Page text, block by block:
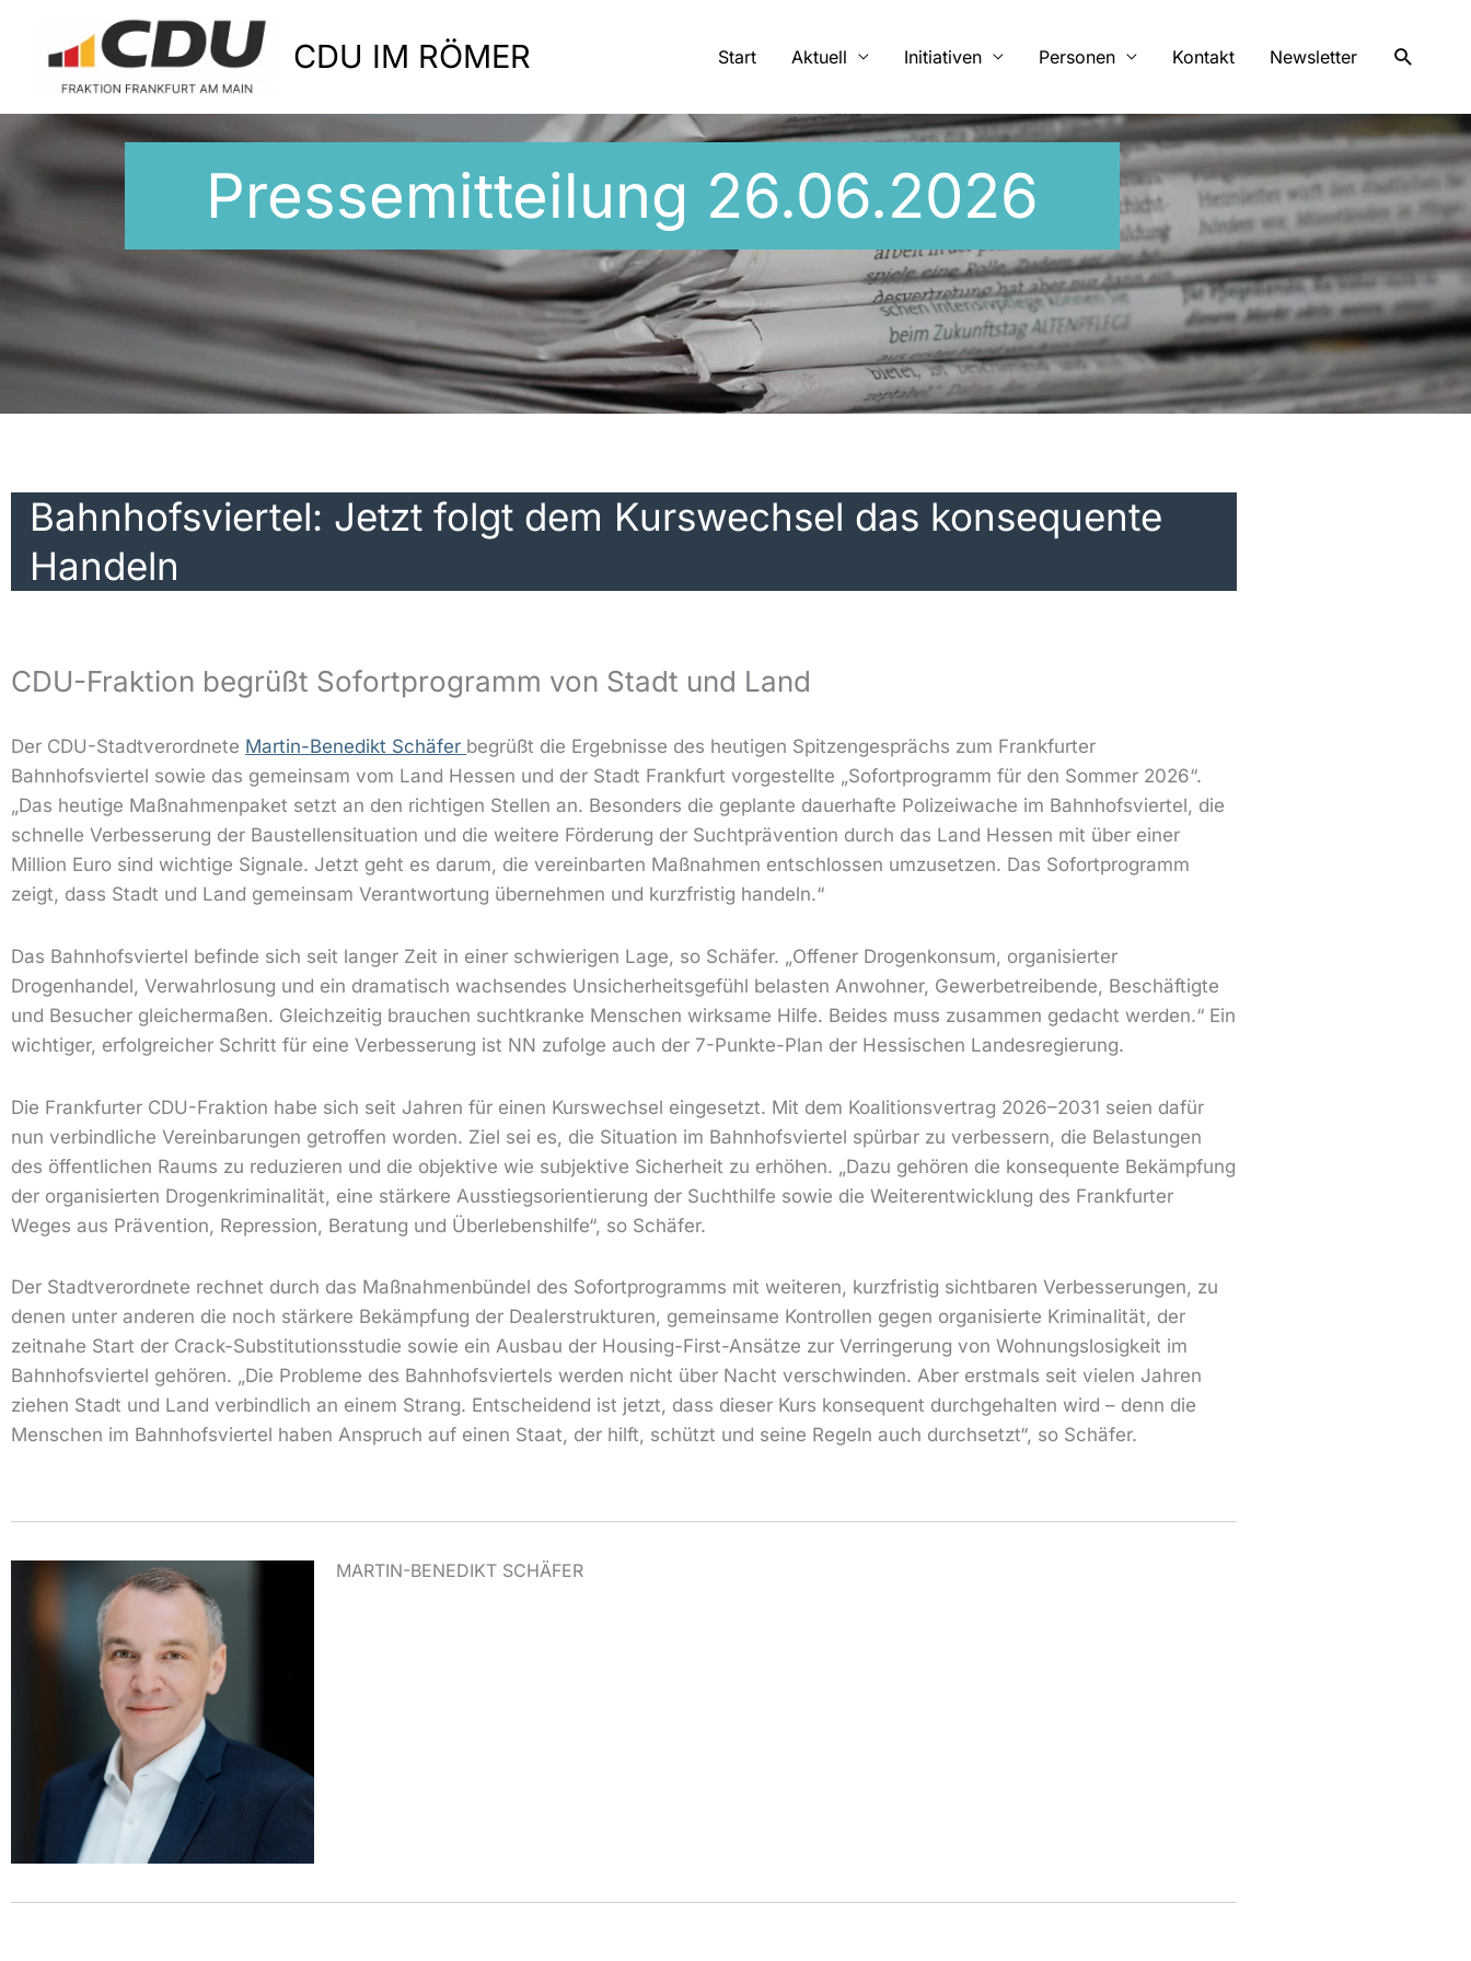
springen
CDU IM RÖMER Start Aktuell Initiativen Personen Kontakt Newsletter Suchen
Pressemitteilung 26.06.2026
Bahnhofsviertel: Jetzt folgt dem Kurswechsel das konsequente
Handeln
CDU-Fraktion begrüßt Sofortprogramm von Stadt und Land
Der CDU-Stadtverordnete Martin-Benedikt Schäfer begrüßt die Ergebnisse des heutigen Spitzengesprächs zum Frankfurter
Bahnhofsviertel sowie das gemeinsam vom Land Hessen und der Stadt Frankfurt vorgestellte „Sofortprogramm für den Sommer 2026“.
„Das heutige Maßnahmenpaket setzt an den richtigen Stellen an. Besonders die geplante dauerhafte Polizeiwache im Bahnhofsviertel, die
schnelle Verbesserung der Baustellensituation und die weitere Förderung der Suchtprävention durch das Land Hessen mit über einer
Million Euro sind wichtige Signale. Jetzt geht es darum, die vereinbarten Maßnahmen entschlossen umzusetzen. Das Sofortprogramm
zeigt, dass Stadt und Land gemeinsam Verantwortung übernehmen und kurzfristig handeln.“
Das Bahnhofsviertel befinde sich seit langer Zeit in einer schwierigen Lage, so Schäfer. „Offener Drogenkonsum, organisierter
Drogenhandel, Verwahrlosung und ein dramatisch wachsendes Unsicherheitsgefühl belasten Anwohner, Gewerbetreibende, Beschäftigte
und Besucher gleichermaßen. Gleichzeitig brauchen suchtkranke Menschen wirksame Hilfe. Beides muss zusammen gedacht werden.“ Ein
wichtiger, erfolgreicher Schritt für eine Verbesserung ist NN zufolge auch der 7-Punkte-Plan der Hessischen Landesregierung.
Die Frankfurter CDU-Fraktion habe sich seit Jahren für einen Kurswechsel eingesetzt. Mit dem Koalitionsvertrag 2026–2031 seien dafür
nun verbindliche Vereinbarungen getroffen worden. Ziel sei es, die Situation im Bahnhofsviertel spürbar zu verbessern, die Belastungen
des öffentlichen Raums zu reduzieren und die objektive wie subjektive Sicherheit zu erhöhen. „Dazu gehören die konsequente Bekämpfung
der organisierten Drogenkriminalität, eine stärkere Ausstiegsorientierung der Suchthilfe sowie die Weiterentwicklung des Frankfurter
Weges aus Prävention, Repression, Beratung und Überlebenshilfe“, so Schäfer.
Der Stadtverordnete rechnet durch das Maßnahmenbündel des Sofortprogramms mit weiteren, kurzfristig sichtbaren Verbesserungen, zu
denen unter anderen die noch stärkere Bekämpfung der Dealerstrukturen, gemeinsame Kontrollen gegen organisierte Kriminalität, der
zeitnahe Start der Crack-Substitutionsstudie sowie ein Ausbau der Housing-First-Ansätze zur Verringerung von Wohnungslosigkeit im
Bahnhofsviertel gehören. „Die Probleme des Bahnhofsviertels werden nicht über Nacht verschwinden. Aber erstmals seit vielen Jahren
ziehen Stadt und Land verbindlich an einem Strang. Entscheidend ist jetzt, dass dieser Kurs konsequent durchgehalten wird – denn die
Menschen im Bahnhofsviertel haben Anspruch auf einen Staat, der hilft, schützt und seine Regeln auch durchsetzt“, so Schäfer.
MARTIN-BENEDIKT SCHÄFER